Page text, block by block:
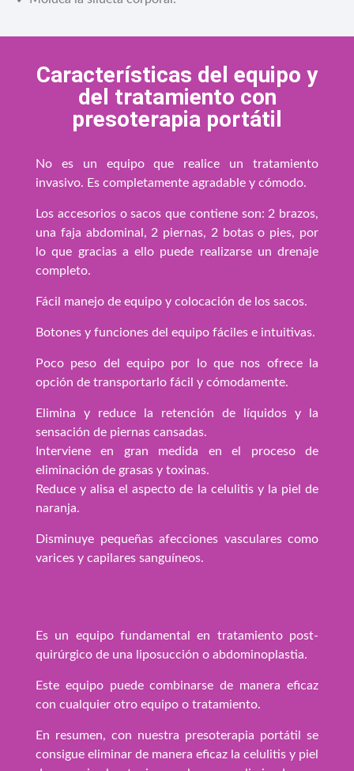
Características del equipo y
del tratamiento con
presoterapia portátil
No es un equipo que realice un tratamiento
invasivo. Es completamente agradable y cómodo.
Los accesorios o sacos que contiene son: 2 brazos,
una faja abdominal, 2 piernas, 2 botas o pies, por
lo que gracias a ello puede realizarse un drenaje
completo.
Fácil manejo de equipo y colocación de los sacos.
Botones y funciones del equipo fáciles e intuitivas.
Poco peso del equipo por lo que nos ofrece la
opción de transportarlo fácil y cómodamente.
Elimina y reduce la retención de líquidos y la
sensación de piernas cansadas.
Interviene en gran medida en el proceso de
eliminación de grasas y toxinas.
Reduce y alisa el aspecto de la celulitis y la piel de
naranja.
Disminuye pequeñas afecciones vasculares como
varices y capilares sanguíneos.
Es un equipo fundamental en tratamiento post-
quirúrgico de una liposucción o abdominoplastia.
Este equipo puede combinarse de manera eficaz
con cualquier otro equipo o tratamiento.
En resumen, con nuestra presoterapia portátil se
consigue eliminar de manera eficaz la celulitis y piel